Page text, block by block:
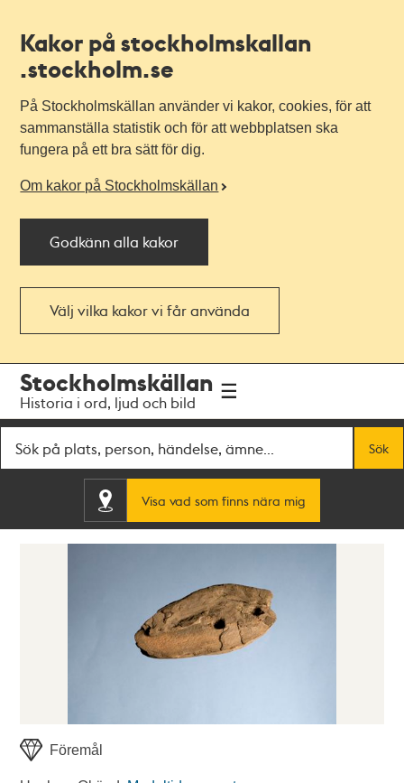
Kakor på stockholmskallan
.stockholm.se
På Stockholmskällan använder vi kakor, cookies, för att
sammanställa statistik och för att webbplatsen ska
fungera på ett bra sätt för dig.
Om kakor på Stockholmskällan
Godkänn alla kakor
Välj vilka kakor vi får använda
navigationen
huvudinnehållet
Stockholmskällan
Historia i ord, ljud och bild
Sök
Visa vad som finns nära mig
Föremål